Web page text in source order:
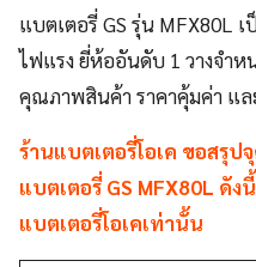
แบตเตอรี่ GS รุ่น MFX80L
ไฟแรง ยี่ห้ออันดับ 1 วางจำห
คุณภาพสินค้า ราคาคุ้มค่า แล
ร้านแบตเตอรี่โอเค ขอสรุป
แบตเตอรี่ GS MFX80L ดั
แบตเตอรี่โอเคเท่านั้น